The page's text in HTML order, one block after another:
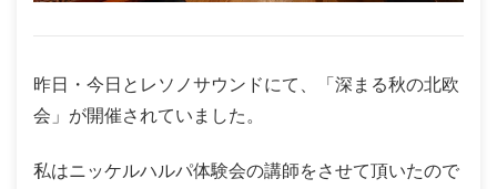
昨日・今日とレソノサウンドにて、「深まる秋の北欧
会」が開催されていました。
私はニッケルハルパ体験会の講師をさせて頂いたので